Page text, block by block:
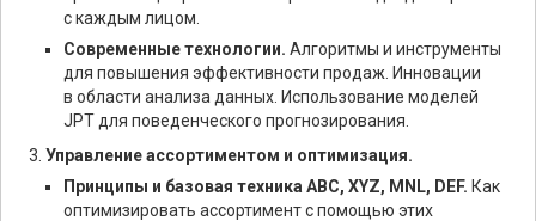
с каждым лицом.
Современные технологии. Алгоритмы и инструменты
для повышения эффективности продаж. Инновации
в области анализа данных. Использование моделей
JPT для поведенческого прогнозирования.
Управление ассортиментом и оптимизация.
Принципы и базовая техника ABC, XYZ, MNL, DEF. Как
оптимизировать ассортимент с помощью этих